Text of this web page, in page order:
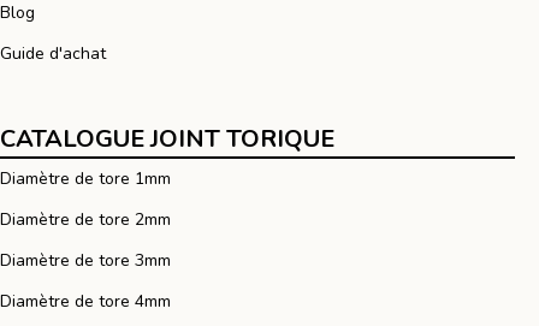
Blog
Guide d'achat
CATALOGUE JOINT TORIQUE
Diamètre de tore 1mm
Diamètre de tore 2mm
Diamètre de tore 3mm
Diamètre de tore 4mm